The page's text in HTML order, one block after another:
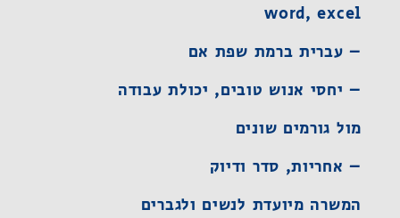
word, excel
– עברית ברמת שפת אם
– יחסי אנוש טובים, יכולת עבודה
מול גורמים שונים
– אחריות, סדר ודיוק
המשרה מיועדת לנשים ולגברים